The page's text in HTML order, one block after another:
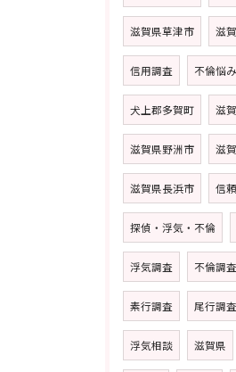
滋賀県草津市 滋
信用調査 不倫悩み
犬上郡多賀町 滋
滋賀県野洲市 滋
滋賀県長浜市 信頼
探偵・浮気・不倫
浮気調査 不倫調査
素行調査 尾行調査
浮気相談 滋賀県